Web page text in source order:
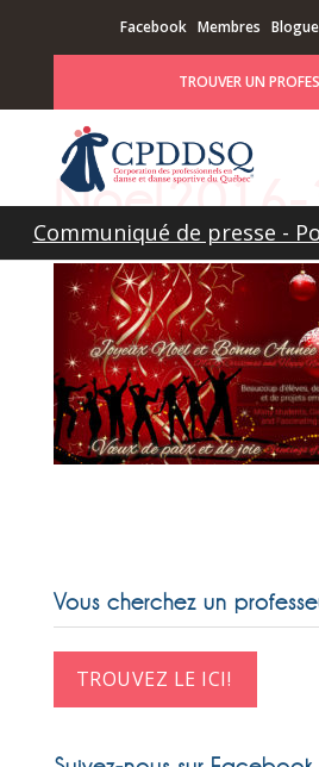
Facebook Membres Blogue
TROUVER UN
Communiqué de presse -
Vous cherchez un
TROUVEZ LE ICI!